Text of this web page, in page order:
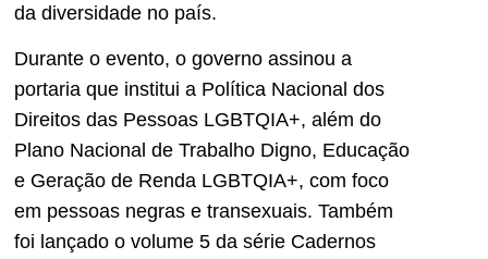
da diversidade no país.
Durante o evento, o governo assinou a
portaria que institui a Política Nacional dos
Direitos das Pessoas LGBTQIA+, além do
Plano Nacional de Trabalho Digno, Educação
e Geração de Renda LGBTQIA+, com foco
em pessoas negras e transexuais. Também
foi lançado o volume 5 da série Cadernos